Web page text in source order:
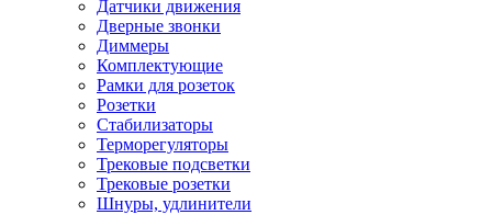
Датчики движения
Дверные звонки
Диммеры
Комплектующие
Рамки для розеток
Розетки
Стабилизаторы
Терморегуляторы
Трековые подсветки
Трековые розетки
Шнуры, удлинители